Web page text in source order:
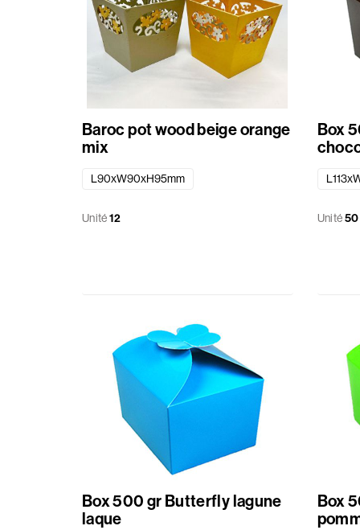
Baroc pot wood beige orange
mix
L90xW90xH95mm
Unité12
Box
Unité50
Box 500 gr Butterfly lagune
laque
Box